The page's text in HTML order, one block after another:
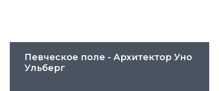
Певческое поле - Архитектор Уно
Ульберг